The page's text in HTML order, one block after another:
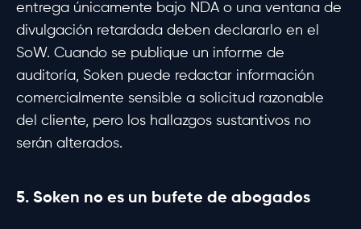
entrega únicamente bajo NDA o una ventana de
divulgación retardada deben declararlo en el
SoW. Cuando se publique un informe de
auditoría, Soken puede redactar información
comercialmente sensible a solicitud razonable
del cliente, pero los hallazgos sustantivos no
serán alterados.
5. Soken no es un bufete de abogados